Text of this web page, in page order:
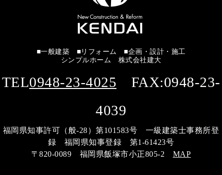
■一般建築 ■リフォーム ■企画・設計・施工
シンプルホーム 株式会社建大
TEL0948-23-4025 FAX:0948-23-
4039
福岡県知事許可（般-28）第101583号 一級建築士事務所登
録 福岡県知事登録 第1-61423号
〒820-0089 福岡県飯塚市小正805-2 MAP